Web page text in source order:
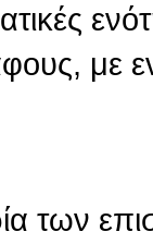
με
των